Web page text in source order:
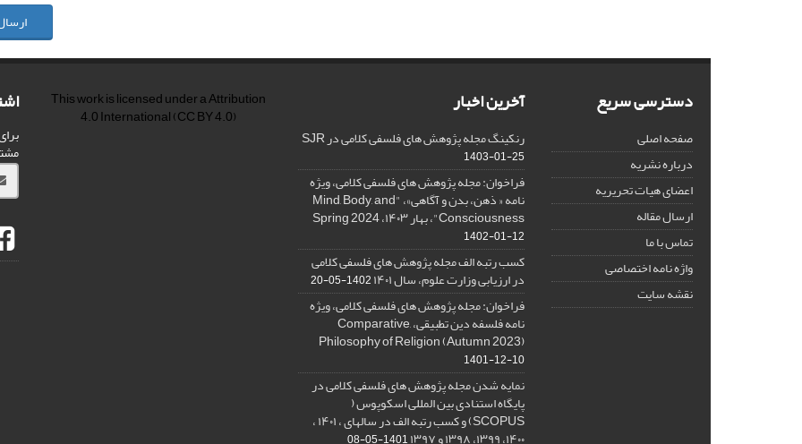
دسترسی سریع
صفحه اصلی
درباره نشریه
اعضای هیات تحریریه
ارسال مقاله
تماس با ما
واژه نامه اختصاصی
نقشه سایت
آخرین اخبار
رنکینگ مجله پژوهش های فلسفی کلامی در SJR
1403-01-25
فراخوان: مجله پژوهش های فلسفی کلامی، ویژه
نامه « ذهن، بدن و آگاهی»، "Mind, Body, and
Consciousness"، بهار ۱۴۰۳، Spring 2024
1402-01-12
کسب رتبه الف مجله پژوهش های فلسفی کلامی
در ارزیابی وزارت علوم، سال ۱۴۰۱ 1402-05-20
فراخوان: مجله پژوهش های فلسفی کلامی، ویژه
نامه فلسفه دین تطبیقی، ,Comparative
Philosophy of Religion (Autumn 2023)
1401-12-10
نمایه شدن مجله پژوهش های فلسفی کلامی در
پایگاه استنادی بین المللی اسکوپوس (
SCOPUS) و کسب رتبه الف در سالهای ، ۱۴۰۱ ،
۱۴۰۰، ۱۳۹۹، ۱۳۹۸ و ۱۳۹۷ 1401-05-08
This work is licensed under aAttribution
4.0 International(CC BY 4.0)